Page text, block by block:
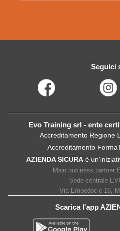
Seguici
Evo Training srl - ente
Accreditamento Regione
Accreditamento
AZIENDA SICURA è
Main business partner
Sede centrale
Via Empedocle 16,
Scarica l'app